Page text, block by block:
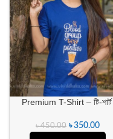
Premium T-Shirt – টি-শার্ট
৳450.00 ৳350.00